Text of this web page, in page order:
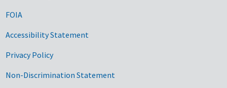
FOIA
Accessibility Statement
Privacy Policy
Non-Discrimination Statement